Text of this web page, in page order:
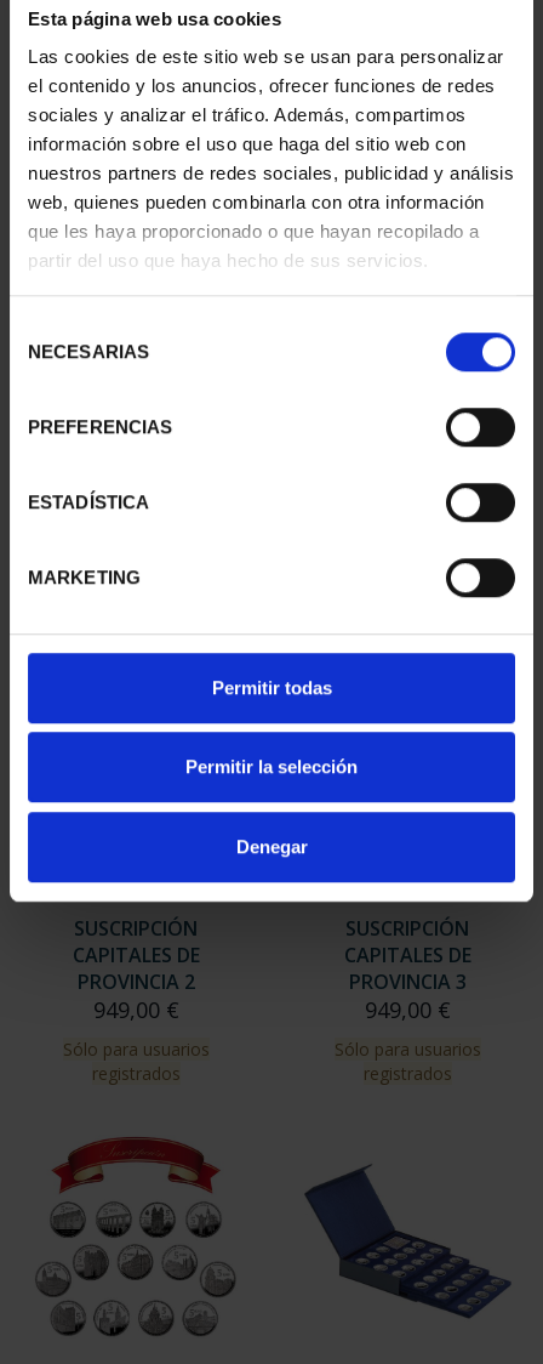
Esta página web usa cookies
Las cookies de este sitio web se usan para personalizar
el contenido y los anuncios, ofrecer funciones de redes
sociales y analizar el tráfico. Además, compartimos
información sobre el uso que haga del sitio web con
nuestros partners de redes sociales, publicidad y análisis
web, quienes pueden combinarla con otra información
que les haya proporcionado o que hayan recopilado a
partir del uso que haya hecho de sus servicios.
NECESARIAS
PREFERENCIAS
ESTADÍSTICA
MARKETING
Permitir todas
Permitir la selección
Denegar
- TOLEDO
73,00 €
II - CUENCA
73,00 €
III - TOLEDO
SUSCRIPCIÓN
CAPITALES DE
PROVINCIA 1
949,00 €
Sólo para usuarios
SUSCRIPCIÓN
CAPITALES DE
PROVINCIA 2
949,00 €
Sólo para usuarios
registrados
SUSCRIPCIÓN
CAPITALES DE
PROVINCIA 3
949,00 €
Sólo para usuarios
registrados